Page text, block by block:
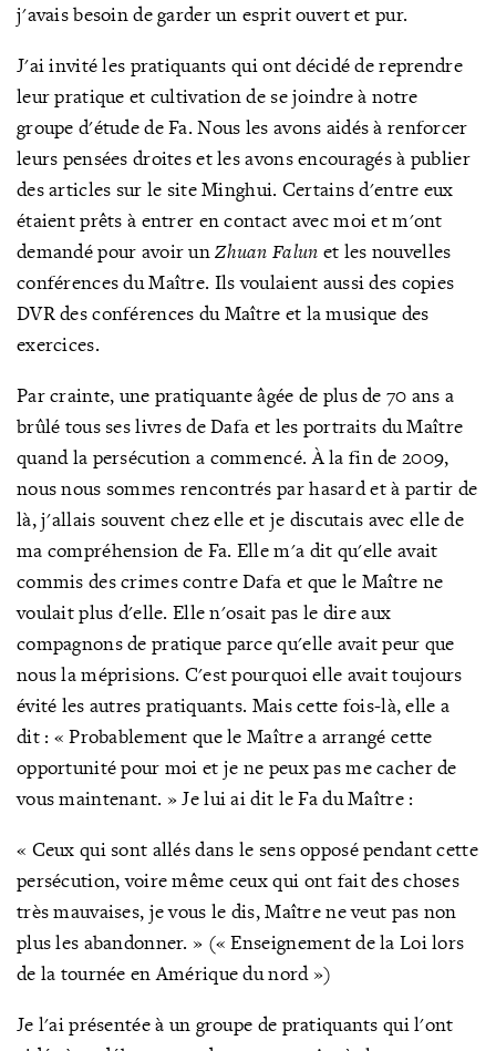
j'avais besoin de garder un esprit ouvert et pur.
J'ai invité les pratiquants qui ont décidé de reprendre
leur pratique et cultivation de se joindre à notre
groupe d'étude de Fa. Nous les avons aidés à renforcer
leurs pensées droites et les avons encouragés à publier
des articles sur le site Minghui. Certains d'entre eux
étaient prêts à entrer en contact avec moi et m'ont
demandé pour avoir unZhuan Falun et les nouvelles
conférences du Maître. Ils voulaient aussi des copies
DVR des conférences du Maître et la musique des
exercices.
Par crainte, une pratiquante âgée de plus de 70 ans a
brûlé tous ses livres de Dafa et les portraits du Maître
quand la persécution a commencé. À la fin de 2009,
nous nous sommes rencontrés par hasard et à partir de
là, j'allais souvent chez elle et je discutais avec elle de
ma compréhension de Fa. Elle m'a dit qu'elle avait
commis des crimes contre Dafa et que le Maître ne
voulait plus d'elle. Elle n'osait pas le dire aux
compagnons de pratique parce qu'elle avait peur que
nous la méprisions. C'est pourquoi elle avait toujours
évité les autres pratiquants. Mais cette fois-là, elle a
dit : « Probablement que le Maître a arrangé cette
opportunité pour moi et je ne peux pas me cacher de
vous maintenant. » Je lui ai dit le Fa du Maître :
« Ceux qui sont allés dans le sens opposé pendant cette
persécution, voire même ceux qui ont fait des choses
très mauvaises, je vous le dis, Maître ne veut pas non
plus les abandonner. » (« Enseignement de la Loi lors
de la tournée en Amérique du nord »)
Je l'ai présentée à un groupe de pratiquants qui l'ont